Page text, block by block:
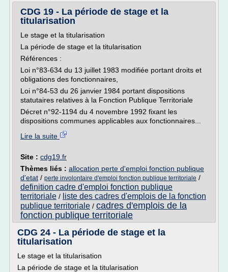
CDG 19 - La période de stage et la
titularisation
Le stage et la titularisation
La période de stage et la titularisation
Références :
Loi n°83-634 du 13 juillet 1983 modifiée portant droits et
obligations des fonctionnaires,
Loi n°84-53 du 26 janvier 1984 portant dispositions
statutaires relatives à la Fonction Publique Territoriale
Décret n°92-1194 du 4 novembre 1992 fixant les
dispositions communes applicables aux fonctionnaires...
Lire la suite
Site : cdg19.fr
Thèmes liés : allocation perte d'emploi fonction publique
d'etat / perte involontaire d'emploi fonction publique territoriale /
definition cadre d'emploi fonction publique
territoriale / liste des cadres d'emplois de la fonction
publique territoriale / cadres d'emplois de la
fonction publique territoriale
CDG 24 - La période de stage et la
titularisation
Le stage et la titularisation
La période de stage et la titularisation